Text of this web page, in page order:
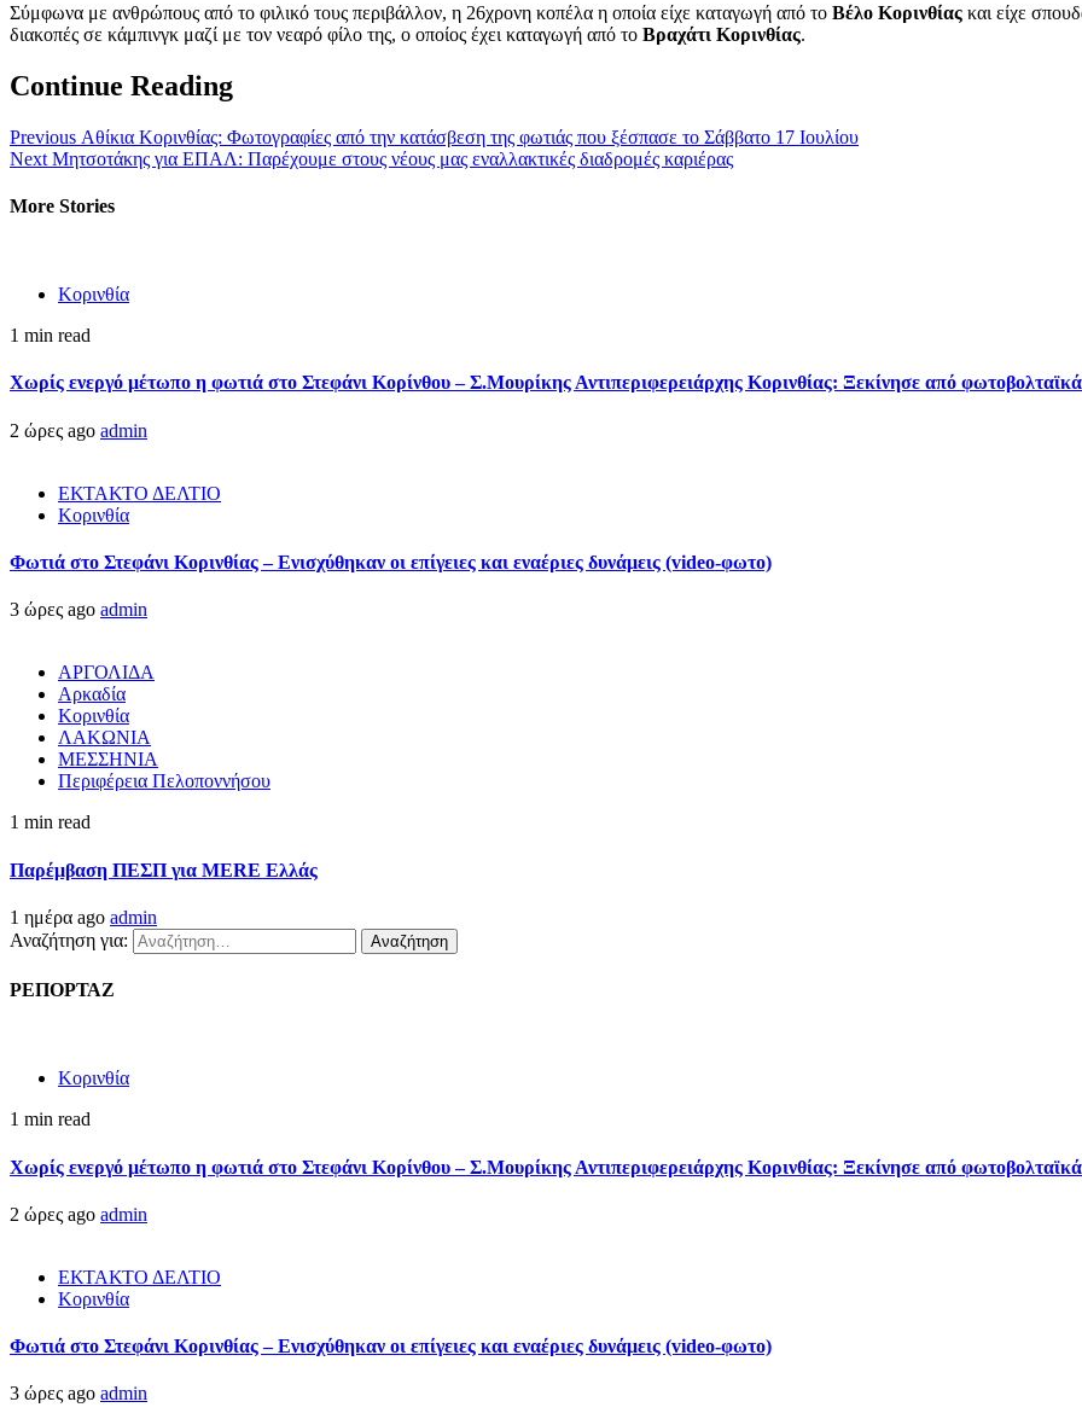
Σύμφωνα με ανθρώπους από το φιλικό τους περιβάλλον, η 26χρονη κοπέλα η οποία είχε καταγωγή από το Βέλο Κορινθίας και είχε
διακοπές σε κάμπινγκ μαζί με τον νεαρό φίλο της, ο οποίος έχει καταγωγή από το Βραχάτι Κορινθίας.
Continue Reading
Previous Αθίκια Κορινθίας: Φωτογραφίες από την κατάσβεση της φωτιάς που ξέσπασε το Σάββατο 17 Ιουλίου
Next Μητσοτάκης για ΕΠΑΛ: Παρέχουμε στους νέους μας εναλλακτικές διαδρομές καριέρας
More Stories
Κορινθία
1 min read
Χωρίς ενεργό μέτωπο η φωτιά στο Στεφάνι Κορίνθου – Σ.Μουρίκης Αντιπεριφερειάρχης Κορινθίας: Ξεκίνησε από
2 ώρες ago admin
ΕΚΤΑΚΤΟ ΔΕΛΤΙΟ
Κορινθία
Φωτιά στο Στεφάνι Κορινθίας – Ενισχύθηκαν οι επίγειες και εναέριες δυνάμεις (video-φωτο)
3 ώρες ago admin
ΑΡΓΟΛΙΔΑ
Αρκαδία
Κορινθία
ΛΑΚΩΝΙΑ
ΜΕΣΣΗΝΙΑ
Περιφέρεια Πελοποννήσου
1 min read
Παρέμβαση ΠΕΣΠ για MERE Ελλάς
1 ημέρα ago admin
Αναζήτηση για:
ΡΕΠΟΡΤΑΖ
Κορινθία
1 min read
Χωρίς ενεργό μέτωπο η φωτιά στο Στεφάνι Κορίνθου – Σ.Μουρίκης Αντιπεριφερειάρχης Κορινθίας: Ξεκίνησε από
2 ώρες ago admin
ΕΚΤΑΚΤΟ ΔΕΛΤΙΟ
Κορινθία
Φωτιά στο Στεφάνι Κορινθίας – Ενισχύθηκαν οι επίγειες και εναέριες δυνάμεις (video-φωτο)
3 ώρες ago admin